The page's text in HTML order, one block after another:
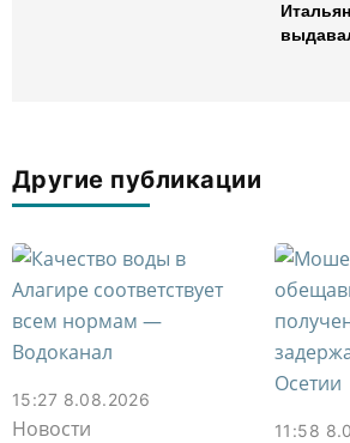
водил
Другие публикации
15:27 8.08.2026
Новости 11:58